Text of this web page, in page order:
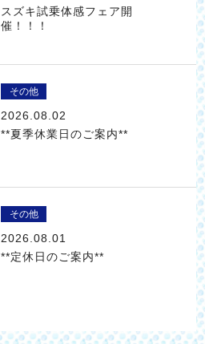
スズキ試乗体感フェア開
催！！！
その他
2026.08.02
**夏季休業日のご案内**
その他
2026.08.01
**定休日のご案内**